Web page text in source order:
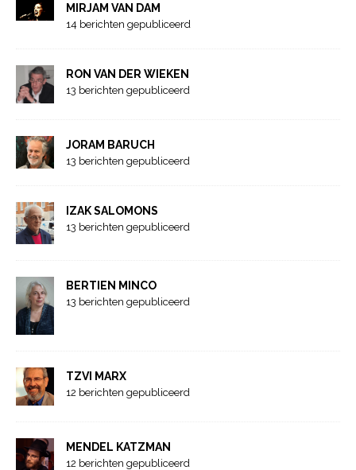
MIRJAM VAN DAM
14 berichten gepubliceerd
RON VAN DER WIEKEN
13 berichten gepubliceerd
JORAM BARUCH
13 berichten gepubliceerd
IZAK SALOMONS
13 berichten gepubliceerd
BERTIEN MINCO
13 berichten gepubliceerd
TZVI MARX
12 berichten gepubliceerd
MENDEL KATZMAN
12 berichten gepubliceerd